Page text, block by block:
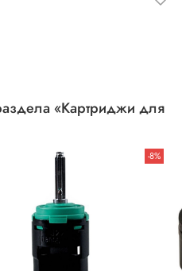
«Картриджи для
-8%